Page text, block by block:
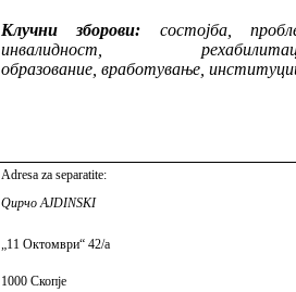
Клучни зборови: состојба,
инвалид­ност,
образование, вработу­ва­ње,
Adresa za separatite:
Qupчo AJDINSKI
„11 Октомври“42/а
1000 Скопје